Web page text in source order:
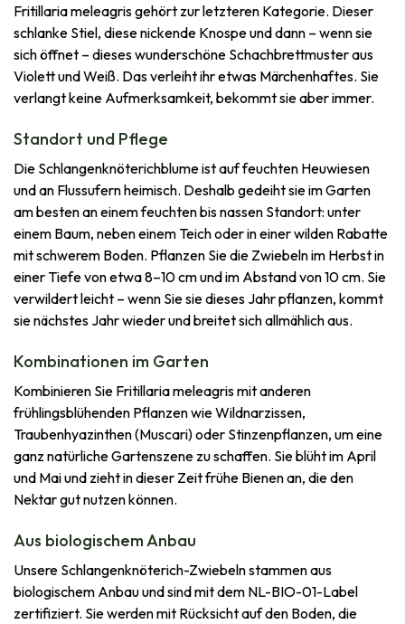
Fritillaria meleagris gehört zur letzteren Kategorie. Dieser
schlanke Stiel, diese nickende Knospe und dann – wenn sie
sich öffnet – dieses wunderschöne Schachbrettmuster aus
Violett und Weiß. Das verleiht ihr etwas Märchenhaftes. Sie
verlangt keine Aufmerksamkeit, bekommt sie aber immer.
Standort und Pflege
Die Schlangenknöterichblume ist auf feuchten Heuwiesen
und an Flussufern heimisch. Deshalb gedeiht sie im Garten
am besten an einem feuchten bis nassen Standort: unter
einem Baum, neben einem Teich oder in einer wilden Rabatte
mit schwerem Boden. Pflanzen Sie die Zwiebeln im Herbst in
einer Tiefe von etwa 8–10 cm und im Abstand von 10 cm. Sie
verwildert leicht – wenn Sie sie dieses Jahr pflanzen, kommt
sie nächstes Jahr wieder und breitet sich allmählich aus.
Kombinationen im Garten
Kombinieren Sie Fritillaria meleagris mit anderen
frühlingsblühenden Pflanzen wie Wildnarzissen,
Traubenhyazinthen (Muscari) oder Stinzenpflanzen, um eine
ganz natürliche Gartenszene zu schaffen. Sie blüht im April
und Mai und zieht in dieser Zeit frühe Bienen an, die den
Nektar gut nutzen können.
Aus biologischem Anbau
Unsere Schlangenknöterich-Zwiebeln stammen aus
biologischem Anbau und sind mit dem NL-BIO-01-Label
zertifiziert. Sie werden mit Rücksicht auf den Boden, die